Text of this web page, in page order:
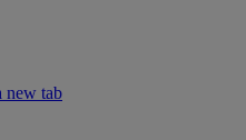
new tab